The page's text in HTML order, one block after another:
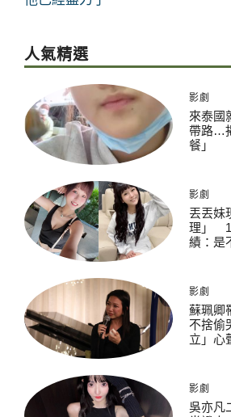
人氣精選
影劇
來泰國
帶路…
餐」
影劇
丟丟妹
理」
績：是
影劇
蘇珮卿
不捨偷
立」心
影劇
吳亦凡